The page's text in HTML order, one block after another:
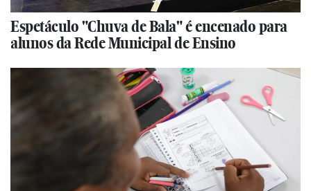
Espetáculo "Chuva de Bala" é encenado para
alunos da Rede Municipal de Ensino